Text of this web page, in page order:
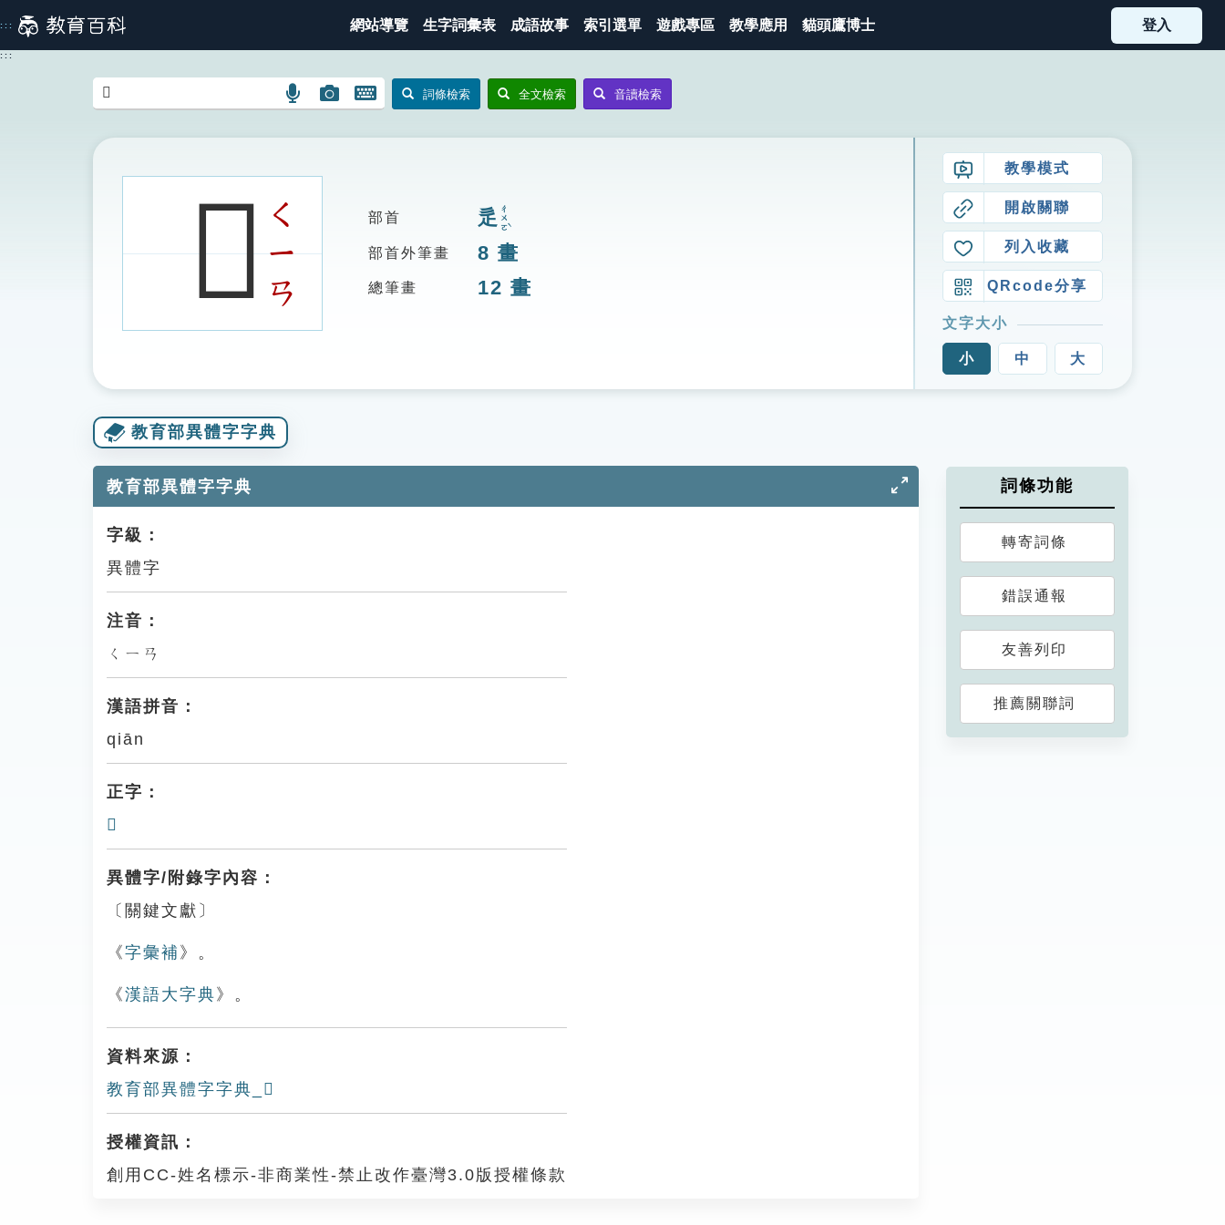
到
主
::: 網站導覽 生字詞彙表 成語故事 索引選單 遊戲專區 教學應用 貓頭鷹博士 登入
:::
語
搜
圖
圖
搜
開
鍵
詞條檢索 全文檢索 音讀檢索
𨔃ㄑ
ㄧ
ㄢ
部首 辵 ㄔㄨㄛˋ
部首外筆畫 8 畫
總筆畫 12 畫
教學模式
開啟關聯
列入收藏
QRcode分享
文字大小
小 中 大
教育部異體字字典
教育部異體字字典
字級：
異體字
注音：
ㄑㄧㄢ
漢語拼音：
qiān
正字：
𨓲
異體字/附錄字內容：
〔關鍵文獻〕
《字彙補 》。
《漢語大字典 》。
資料來源：
教育部異體字字典_𨔃
授權資訊：
創用CC-姓名標示-非商業性-禁止改作臺灣3.0版授權條款
詞條功能
轉寄詞條
錯誤通報
友善列印
推薦關聯詞